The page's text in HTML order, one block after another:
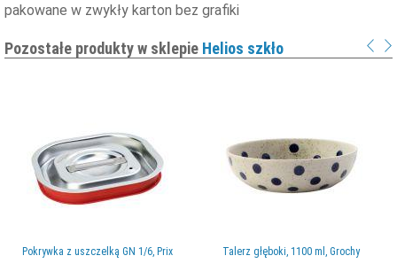
pakowane w zwykły karton bez grafiki
Pozostałe produkty w sklepie Helios szkło
Pokrywka z uszczelką GN 1/6, Prix Talerz głęboki, 1100 ml, Grochy